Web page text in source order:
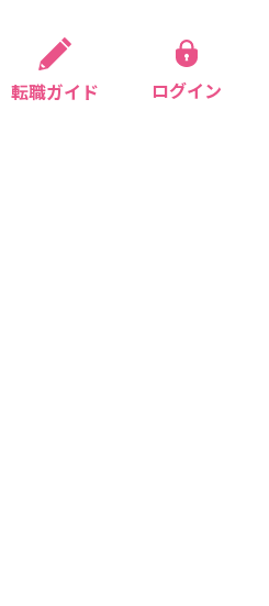
転職ガイド ログイン